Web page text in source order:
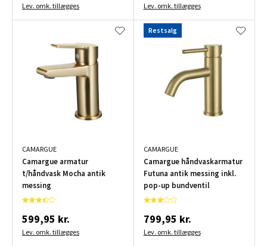
Lev. omk. tillægges Lev. omk. tillægges
CAMARGUE
Camargue armatur
t/håndvask Mocha antik
messing
599,95 kr.
Lev. omk. tillægges
Restsalg
CAMARGUE
Camargue håndvaskarmatur
Futuna antik messing inkl.
pop-up bundventil
799,95 kr.
Lev. omk. tillægges